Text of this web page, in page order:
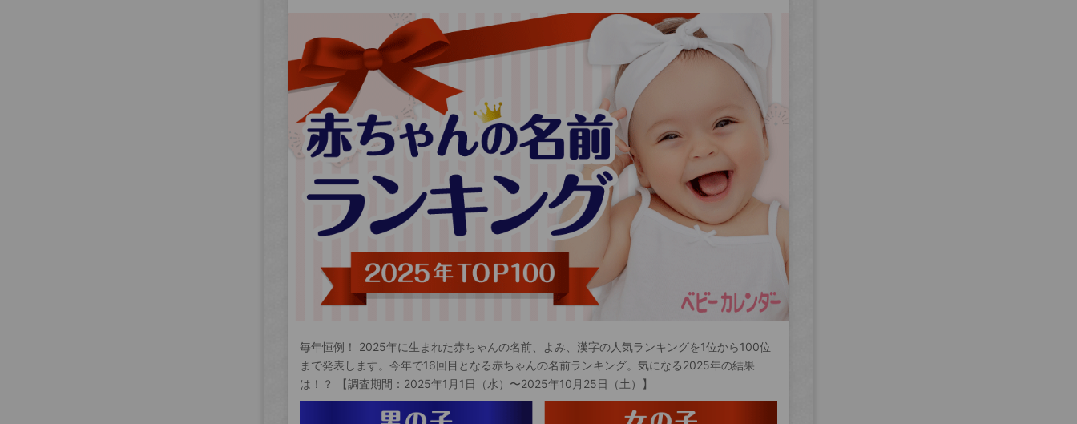
毎年恒例！ 2025年に生まれた赤ちゃんの名前、よみ、漢字の人気ランキングを1位から100位
まで発表します。今年で16回目となる赤ちゃんの名前ランキング。気になる2025年の結果
は！？ 【調査期間：2025年1月1日（水）〜2025年10月25日（土）】